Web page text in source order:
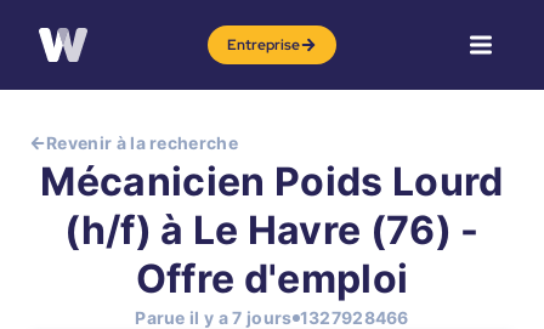
Entreprise
Revenir à la recherche
Mécanicien Poids Lourd
(h/f) à Le Havre (76) -
Offre d'emploi
Parue il y a 7 jours 1327928466